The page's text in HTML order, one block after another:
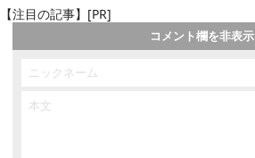
【注目の記事】[PR]
コメント欄を非表示